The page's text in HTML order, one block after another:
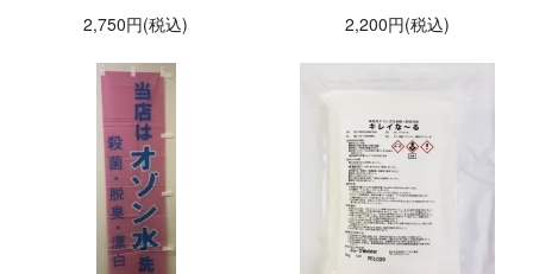
2,750円(税込) 2,200円(税込)